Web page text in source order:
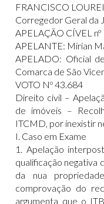
FRANCISCO
Corregedor Geral da
APELAÇÃO CÍVEL
APELANTE: Mirian
APELADO: Oficial
Comarca de São
VOTO Nº 43.684
Direito civil –
de imóveis –
ITCMD, por inexistir
I. Caso em Exame
1. Apelação
qualificação negativa
da nua
comprovação do
argumenta que o